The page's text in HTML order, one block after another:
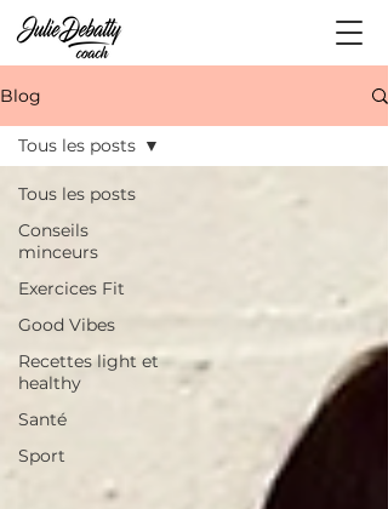
Blog
Tous les posts
Conseils
minceurs
Exercices Fit
Good Vibes
Recettes light et
healthy
Santé
Sport
Tous les posts